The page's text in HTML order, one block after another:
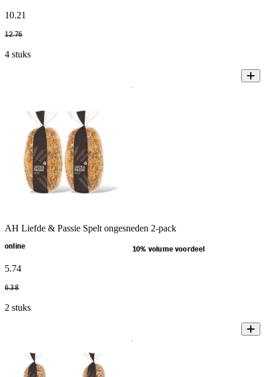
10.21
12.76
4 stuks
AH Liefde & Passie Spelt ongesneden 2-pack
online 10% volume voordeel
5.74
6.38
2 stuks